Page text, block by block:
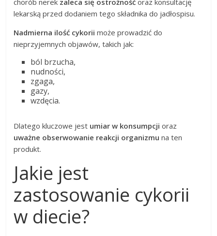
chorób nerek zaleca się ostrożność oraz konsultację
lekarską przed dodaniem tego składnika do jadłospisu.
Nadmierna ilość cykorii może prowadzić do
nieprzyjemnych objawów, takich jak:
ból brzucha,
nudności,
zgaga,
gazy,
wzdęcia.
Dlatego kluczowe jest umiar w konsumpcji oraz
uważne obserwowanie reakcji organizmu na ten
produkt.
Jakie jest
zastosowanie cykorii
w diecie?